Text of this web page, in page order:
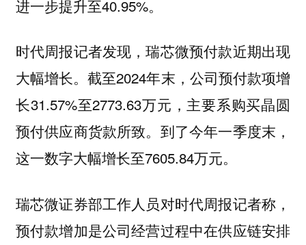
进一步提升至40.95%。
时代周报记者发现，瑞芯微预付款近期出现
大幅增长。截至2024年末，公司预付款项增
长31.57%至2773.63万元，主要系购买晶圆
预付供应商货款所致。到了今年一季度末，
这一数字大幅增长至7605.84万元。
瑞芯微证券部工作人员对时代周报记者称，
预付款增加是公司经营过程中在供应链安排